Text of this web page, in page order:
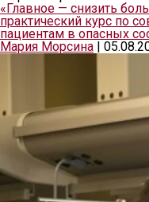
«Главное — снизить
практический курс по
пациентам в опасных
Мария Морсина